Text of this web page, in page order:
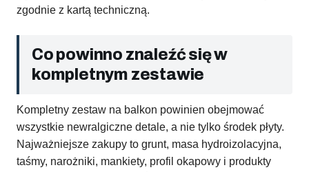
zgodnie z kartą techniczną.
Co powinno znaleźć się w
kompletnym zestawie
Kompletny zestaw na balkon powinien obejmować
wszystkie newralgiczne detale, a nie tylko środek płyty.
Najważniejsze zakupy to grunt, masa hydroizolacyjna,
taśmy, narożniki, mankiety, profil okapowy i produkty